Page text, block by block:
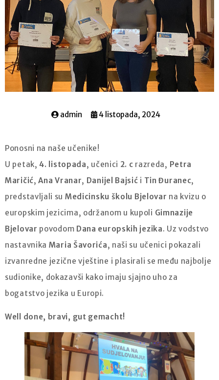
admin 4 listopada, 2024
Ponosni na naše učenike!
U petak,4. listopada, učenici 2. c razreda, Petra
Maričić,Ana Vranar, Danijel Bajsić i Tin Đuranec,
predstavljali su Medicinsku školu Bjelovar na kvizu o
europskim jezicima, održanom u kupoli Gimnazije
Bjelovar povodom Dana europskih jezika. Uz vodstvo
nastavnika Maria Šavorića, naši su učenici pokazali
izvanredne jezične vještine i plasirali se među najbolje
sudionike, dokazavši kako imaju sjajno uho za
bogatstvo jezika u Europi.
Well done, bravi, gut gemacht!